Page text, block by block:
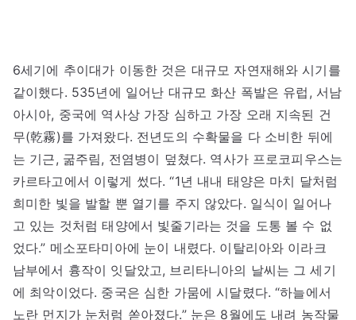
6세기에 추이대가 이동한 것은 대규모 자연재해와 시기를
같이했다. 535년에 일어난 대규모 화산 폭발은 유럽, 서남
아시아, 중국에 역사상 가장 심하고 가장 오래 지속된 건
무(乾霧)를 가져왔다. 전년도의 수확물을 다 소비한 뒤에
는 기근, 굶주림, 전염병이 덮쳤다. 역사가 프로코피우스는
카르타고에서 이렇게 썼다. “1년 내내 태양은 마치 달처럼
희미한 빛을 발할 뿐 열기를 주지 않았다. 일식이 일어나
고 있는 것처럼 태양에서 빛줄기라는 것을 도통 볼 수 없
었다.” 메소포타미아에 눈이 내렸다. 이탈리아와 이라크
남부에서 흉작이 잇달았고, 브리타니아의 날씨는 그 세기
에 최악이었다. 중국은 심한 가뭄에 시달렸다. “하늘에서
노란 먼지가 눈처럼 쏟아졌다.” 눈은 8월에도 내려 농작물